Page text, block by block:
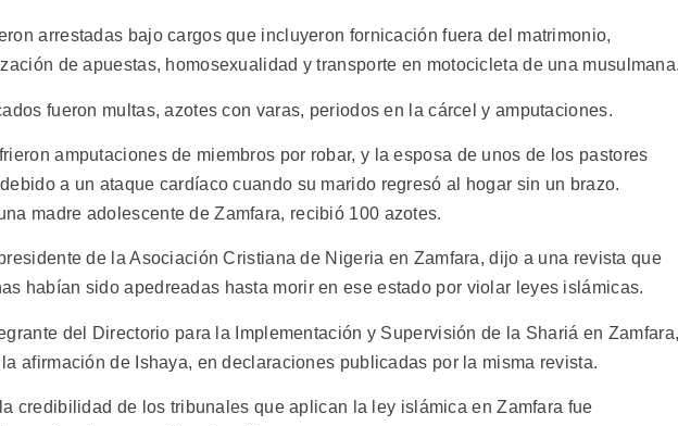
arrestadas bajo cargos que incluyeron fornicación fuera del matrimonio,
de apuestas, homosexualidad y transporte en motocicleta de una
fueron multas, azotes con varas, periodos en la cárcel y amputaciones.
amputaciones de miembros por robar, y la esposa de unos de los pastores
a un ataque cardíaco cuando su marido regresó al hogar sin un brazo.
madre adolescente de Zamfara, recibió 100 azotes.
de la Asociación Cristiana de Nigeria en Zamfara, dijo a una revista que
habían sido apedreadas hasta morir en ese estado por violar leyes islámicas.
del Directorio para la Implementación y Supervisión de la Shariá en
afirmación de Ishaya, en declaraciones publicadas por la misma revista.
credibilidad de los tribunales que aplican la ley islámica en Zamfara fue